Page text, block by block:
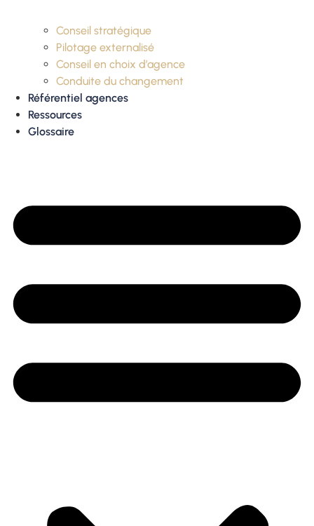
Conseil stratégique
Pilotage externalisé
Conseil en choix d’agence
Conduite du changement
Référentiel agences
Ressources
Glossaire